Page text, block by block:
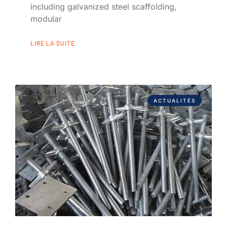
including galvanized steel scaffolding,
modular
LIRE LA SUITE
ACTUALITÉS